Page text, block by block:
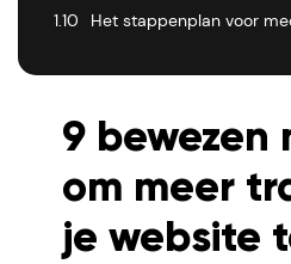
1.10
Het stappenplan voor
9 bewezen
om meer
je website